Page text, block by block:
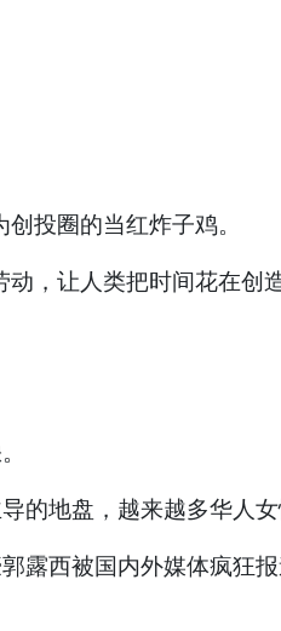
投圈的当红炸子鸡。
，让人类把时间花在创造
的地盘，越来越多华人
露西被国内外媒体疯狂报